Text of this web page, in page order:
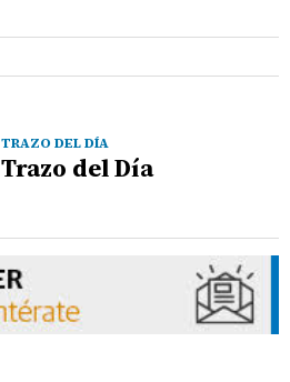
TRAZO DEL DÍA
Trazo del Día